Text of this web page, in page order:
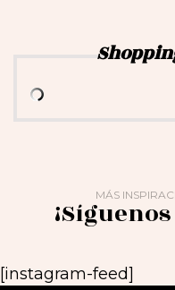
MÁS
[instagram-feed]